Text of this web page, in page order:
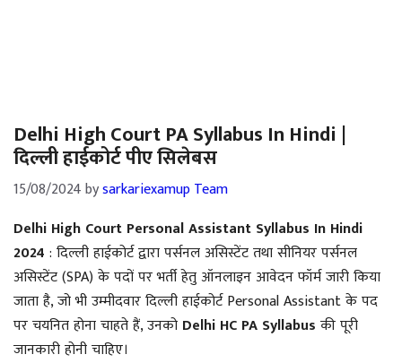
Delhi High Court PA Syllabus In Hindi |
दिल्ली हाईकोर्ट पीए सिलेबस
15/08/2024bysarkariexamup Team
Delhi High Court Personal Assistant Syllabus In Hindi
2024 : दिल्ली हाईकोर्ट द्वारा पर्सनल असिस्टेंट तथा सीनियर पर्सनल
असिस्टेंट (SPA) के पदों पर भर्ती हेतु ऑनलाइन आवेदन फॉर्म जारी किया
जाता है, जो भी उम्मीदवार दिल्ली हाईकोर्ट Personal Assistant के पद
पर चयनित होना चाहते हैं, उनको Delhi HC PA Syllabus की पूरी
जानकारी होनी चाहिए।